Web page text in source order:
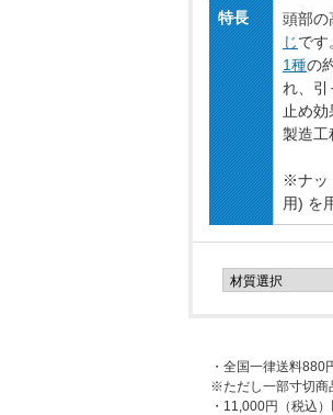
特長 頭部の
じです
1種の
れ、引
止め
製造工
※ナッ
用) を
・全国一律送料880
※ただし一部寸切商
・11,000円（税込